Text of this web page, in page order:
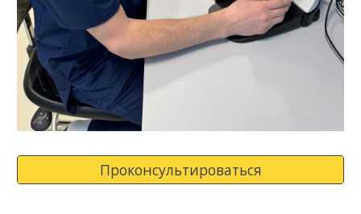
Проконсультироваться